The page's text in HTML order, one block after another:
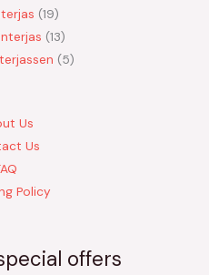
19
13
5
Us
Us
Policy
offers